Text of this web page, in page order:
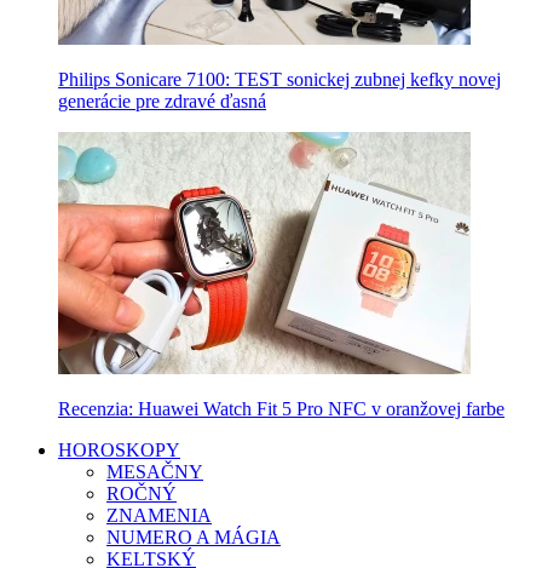
Philips Sonicare 7100: TEST sonickej zubnej kefky novej
generácie pre zdravé ďasná
Recenzia: Huawei Watch Fit 5 Pro NFC v oranžovej farbe
HOROSKOPY
MESAČNY
ROČNÝ
ZNAMENIA
NUMERO A MÁGIA
KELTSKÝ